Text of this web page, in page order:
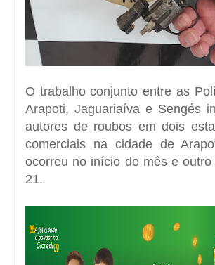
O trabalho conjunto entre as
Arapoti, Jaguariaíva e Sengés
autores de roubos em dois
comerciais na cidade de
ocorreu no início do mês e
21.